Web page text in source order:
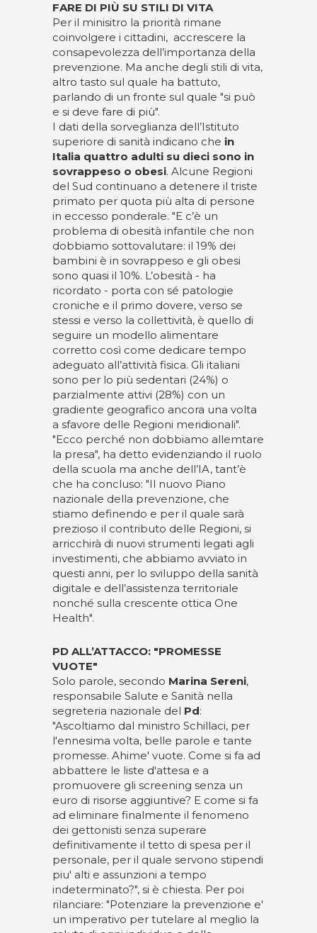
FARE DI PIÙ SU STILI DI VITA
Per il minisitro la priorità rimane
coinvolgere i cittadini, accrescere la
consapevolezza dell’importanza della
prevenzione. Ma anche degli stili di vita,
altro tasto sul quale ha battuto,
parlando di un fronte sul quale "si può
e si deve fare di più".
I dati della sorveglianza dell’Istituto
superiore di sanità indicano che in
Italia quattro adulti su dieci sono in
sovrappeso o obesi. Alcune Regioni
del Sud continuano a detenere il triste
primato per quota più alta di persone
in eccesso ponderale. "E c’è un
problema di obesità infantile che non
dobbiamo sottovalutare: il 19% dei
bambini è in sovrappeso e gli obesi
sono quasi il 10%. L’obesità - ha
ricordato - porta con sé patologie
croniche e il primo dovere, verso se
stessi e verso la collettività, è quello di
seguire un modello alimentare
corretto così come dedicare tempo
adeguato all’attività fisica. Gli italiani
sono per lo più sedentari (24%) o
parzialmente attivi (28%) con un
gradiente geografico ancora una volta
a sfavore delle Regioni meridionali".
"Ecco perché non dobbiamo allemtare
la presa", ha detto evidenziando il ruolo
della scuola ma anche dell’IA, tant’è
che ha concluso: "Il nuovo Piano
nazionale della prevenzione, che
stiamo definendo e per il quale sarà
prezioso il contributo delle Regioni, si
arricchirà di nuovi strumenti legati agli
investimenti, che abbiamo avviato in
questi anni, per lo sviluppo della sanità
digitale e dell’assistenza territoriale
nonché sulla crescente ottica One
Health".
PD ALL’ATTACCO: "PROMESSE
VUOTE"
Solo parole, secondo Marina Sereni,
responsabile Salute e Sanità nella
segreteria nazionale del Pd:
"Ascoltiamo dal ministro Schillaci, per
l'ennesima volta, belle parole e tante
promesse. Ahime' vuote. Come si fa ad
abbattere le liste d'attesa e a
promuovere gli screening senza un
euro di risorse aggiuntive? E come si fa
ad eliminare finalmente il fenomeno
dei gettonisti senza superare
definitivamente il tetto di spesa per il
personale, per il quale servono stipendi
piu' alti e assunzioni a tempo
indeterminato?", si è chiesta. Per poi
rilanciare: "Potenziare la prevenzione e'
un imperativo per tutelare al meglio la